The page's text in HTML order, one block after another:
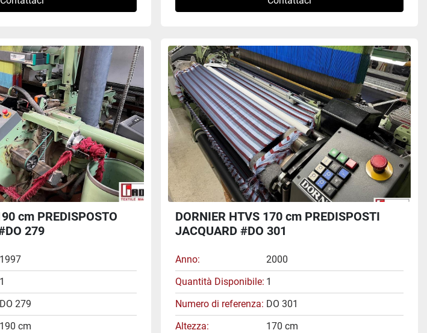
cm PREDISPOSTO
279
1997
1
DO 279
190 cm
DORNIER HTVS 170 cm PREDISPOSTI
JACQUARD #DO 301
Anno
2000
Quantità Disponibile 1
Numero di referenza DO 301
Altezza
170 cm